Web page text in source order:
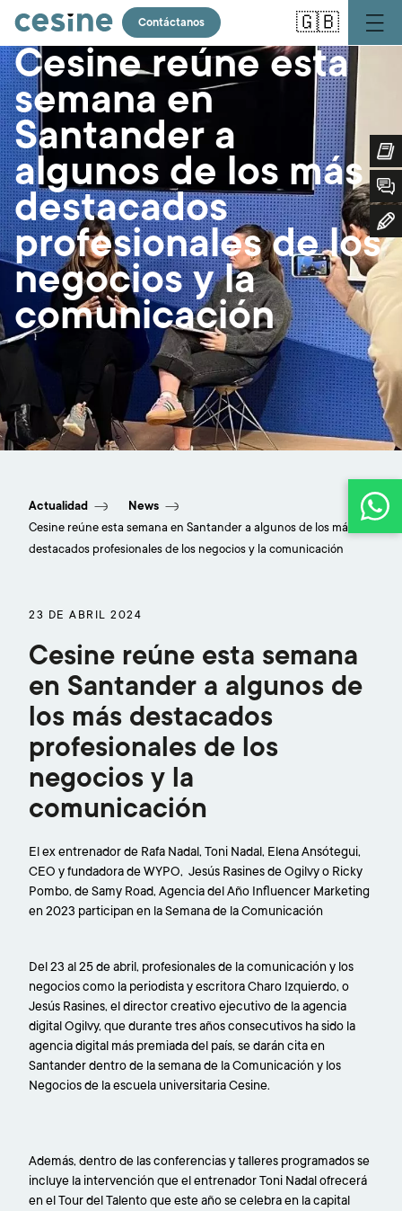
contenido
principal
Contáctanos 🇬🇧
Cesine reúne esta
semana en
Santander a
algunos de los más
destacados
profesionales de los
negocios y la
comunicación
Jesús Rasines de Ogilvy o Ricky Pombo, de
Samy Road, Agencia del Año Influencer
Marketing en 2023 participan en la Semana de la
Actualidad
News
Cesine reúne esta semana en Santander a algunos de los más
destacados profesionales de los negocios y la comunicación
23 DE ABRIL 2024
Cesine reúne esta semana
en Santander a algunos de
los más destacados
profesionales de los
negocios y la
comunicación
El ex entrenador de Rafa Nadal, Toni Nadal, Elena Ansótegui,
CEO y fundadora de WYPO, Jesús Rasines de Ogilvy o Ricky
Pombo, de Samy Road, Agencia del Año Influencer Marketing
en 2023 participan en la Semana de la Comunicación
Del 23 al 25 de abril, profesionales de la comunicación y los
negocios como la periodista y escritora Charo Izquierdo, o
Jesús Rasines, el director creativo ejecutivo de la agencia
digital Ogilvy, que durante tres años consecutivos ha sido la
agencia digital más premiada del país, se darán cita en
Santander dentro de la semana de la Comunicación y los
Negocios de la escuela universitaria Cesine.
Además, dentro de las conferencias y talleres programados se
incluye la intervención que el entrenador Toni Nadal ofrecerá
en el Tour del Talento que este año se celebra en la capital